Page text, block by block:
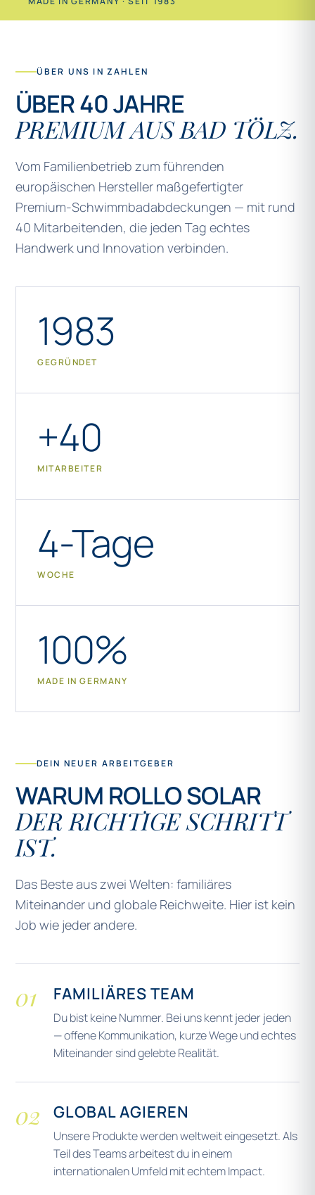
ÜBER UNS IN ZAHLEN
ÜBER 40 JAHRE
PREMIUM AUS BAD TÖLZ.
Vom Familienbetrieb zum führenden
europäischen Hersteller maßgefertigter
Premium-Schwimmbadabdeckungen — mit rund
40 Mitarbeitenden, die jeden Tag echtes
Handwerk und Innovation verbinden.
1983
GEGRÜNDET
+40
MITARBEITER
4-Tage
WOCHE
100%
MADE IN GERMANY
DEIN NEUER ARBEITGEBER
WARUM ROLLO SOLAR
DER RICHTIGE SCHRITT
IST.
Das Beste aus zwei Welten: familiäres
Miteinander und globale Reichweite. Hier ist kein
Job wie jeder andere.
01 FAMILIÄRES TEAM
Du bist keine Nummer. Bei uns kennt jeder jeden
— offene Kommunikation, kurze Wege und echtes
Miteinander sind gelebte Realität.
02 GLOBAL AGIEREN
Unsere Produkte werden weltweit eingesetzt. Als
Teil des Teams arbeitest du in einem
internationalen Umfeld mit echtem Impact.